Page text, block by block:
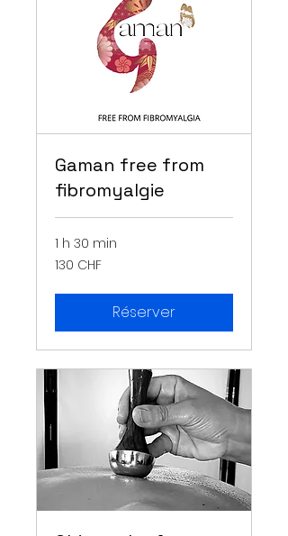
Gaman free from
fibromyalgie
1 h 30 min
130
francs
130 CHF
Réserver